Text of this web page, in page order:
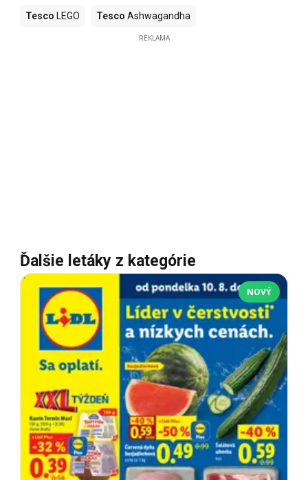
Tesco LEGO Tesco Ashwagandha
REKLAMA
Ďalšie letáky z kategórie
NOVÝ